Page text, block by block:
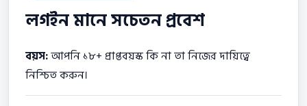
লগইন মানে সচেতন প্রবেশ
বয়স:আপনি ১৮+ প্রাপ্তবয়স্ক কি না তা নিজের দায়িত্বে
নিশ্চিত করুন।